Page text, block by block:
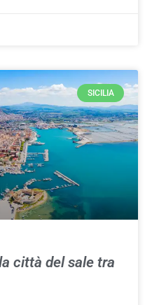
SICILIA
città del sale tra